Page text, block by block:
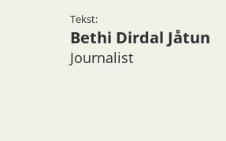
Tekst:
Bethi Dirdal Jåtun
Journalist